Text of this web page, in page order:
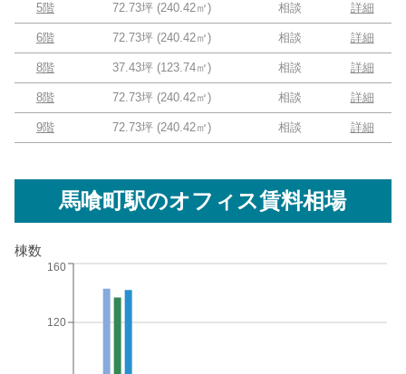
5階 72.73坪 (240.42㎡) 相談 詳細
6階 72.73坪 (240.42㎡) 相談 詳細
8階 37.43坪 (123.74㎡) 相談 詳細
8階 72.73坪 (240.42㎡) 相談 詳細
9階 72.73坪 (240.42㎡) 相談 詳細
馬喰町駅のオフィス賃料相場
棟数
120
160